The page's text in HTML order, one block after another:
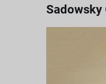
Sadowsky